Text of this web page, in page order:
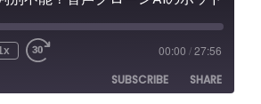
00:00 /27:56
SUBSCRIBE
SHARE